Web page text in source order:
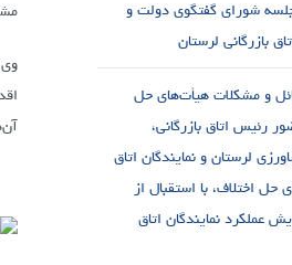
شورای گفتگوی دولت و
لرستان
و مشکلات هیأت‌های حل
رئیس اتاق بازرگانی،
لرستان و نمایندگان اتاق
حل اختلاف، با استقبال از
عملکرد نمایندگان اتاق